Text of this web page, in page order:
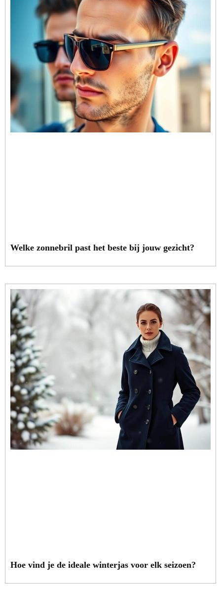
Welke zonnebril past het beste bij jouw gezicht?
Hoe vind je de ideale winterjas voor elk seizoen?